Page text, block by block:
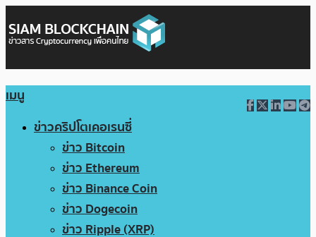
เมนู
ข่าวคริปโตเคอเรนซี่
ข่าว Bitcoin
ข่าว Ethereum
ข่าว Binance Coin
ข่าว Dogecoin
ข่าว Ripple (XRP)